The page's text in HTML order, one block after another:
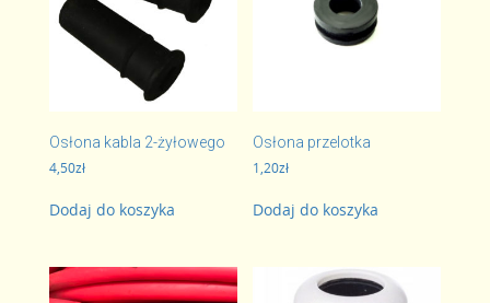
Osłona kabla 2-żyłowego
4,50zł
Dodaj do koszyka
Osłona przelotka
1,20zł
Dodaj do koszyka